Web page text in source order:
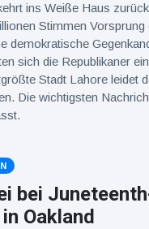
ins Weiße Haus
Stimmen Vorsprung
demokratische
sich die Republikaner
Stadt Lahore leidet
Die wichtigsten
bei
Oakland